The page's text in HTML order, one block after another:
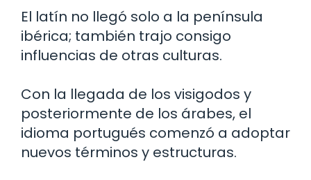
El latín no llegó solo a la península
ibérica; también trajo consigo
influencias de otras culturas.
Con la llegada de los visigodos y
posteriormente de los árabes, el
idioma portugués comenzó a adoptar
nuevos términos y estructuras.